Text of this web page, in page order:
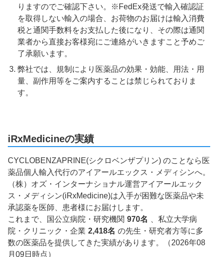
りますのでご確認下さい。※FedEx発送で輸入確認証
を取得しない輸入の場合、お荷物のお届けは輸入消費
税と通関手数料をお支払した後になり、その際は通関
業者から直接お客様宛にご連絡がいきますこと予めご
了承願います。
弊社では、規制により医薬品の効果・効能、用法・用
量、副作用等をご案内することは禁じられておりま
す。
iRxMedicineの実績
CYCLOBENZAPRINE(シクロベンザプリン) のことなら医
薬品個人輸入代行のアイアールエックス・メディシンへ。
（株）オズ・インターナショナル運営アイアールエック
ス・メディシン(iRxMedicine)は入手が困難な医薬品や未
承認薬を医師、患者様にお届けします。
これまで、国公立病院・研究機関 970名
、私立大学病
院・クリニック・企業 2,418名 の先生・研究者方等に多
数の医薬品を提供してきた実績があります。（2026年08
月09日時点）